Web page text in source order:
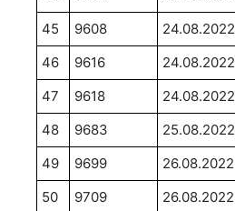
45
9608 24.08.2022
46
9616 24.08.2022
47
9618 24.08.2022
48
9683 25.08.2022
49
9699 26.08.2022
50
9709 26.08.2022